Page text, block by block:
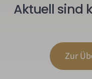
Aktuell sind
Zur